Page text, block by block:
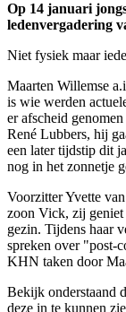
Op 14 januari
ledenvergadering
Niet fysiek maar
Maarten Willemse
is wie werden
er afscheid
René Lubbers, hij
een later tijdstip dit
nog in het zonnetje
Voorzitter Yvette
zoon Vick, zij geniet
gezin. Tijdens haar
spreken over "post-
KHN taken door
Bekijk onderstaand
deze in te kunnen